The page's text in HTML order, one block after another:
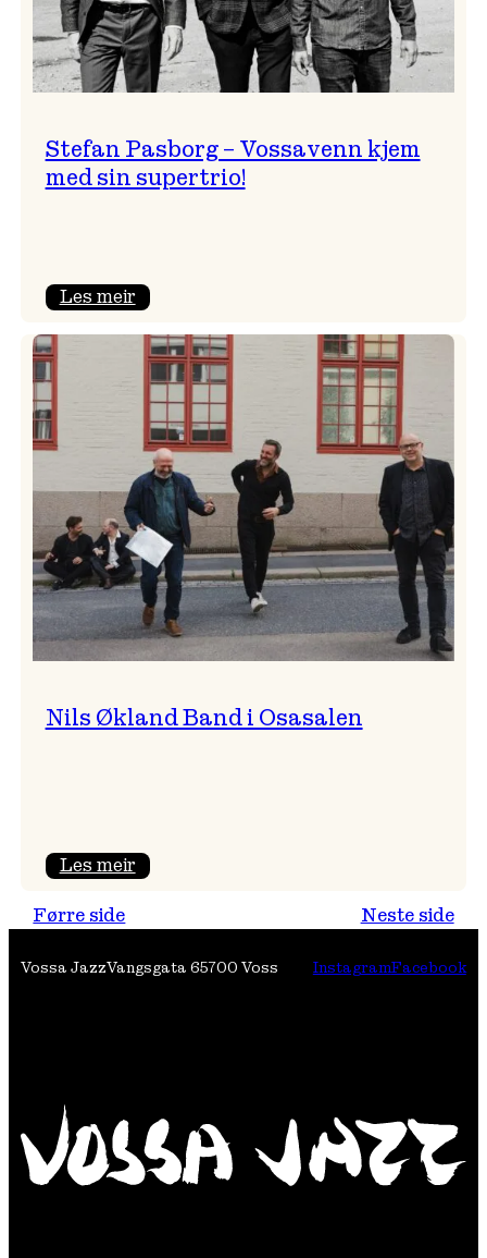
Stefan Pasborg – Vossavenn kjem
med sin supertrio!
Les meir:
Pasborg
Vossavenn
kjem
med
sin
supertrio!
Nils Økland Band i Osasalen
Les meir:
i
Førre side Neste side
Vossa JazzVangsgata 65700 Voss InstagramFacebook